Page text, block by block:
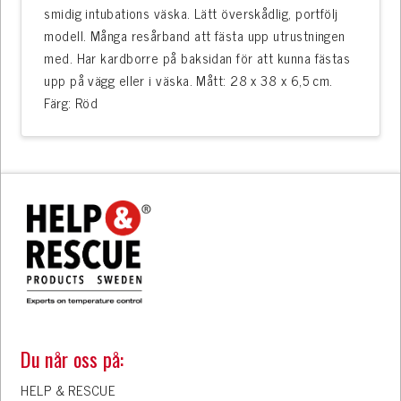
smidig intubations väska. Lätt överskådlig, portfölj
modell. Många resårband att fästa upp utrustningen
med. Har kardborre på baksidan för att kunna fästas
upp på vägg eller i väska. Mått: 28 x 38 x 6,5 cm.
Färg: Röd
Du når oss på:
HELP & RESCUE